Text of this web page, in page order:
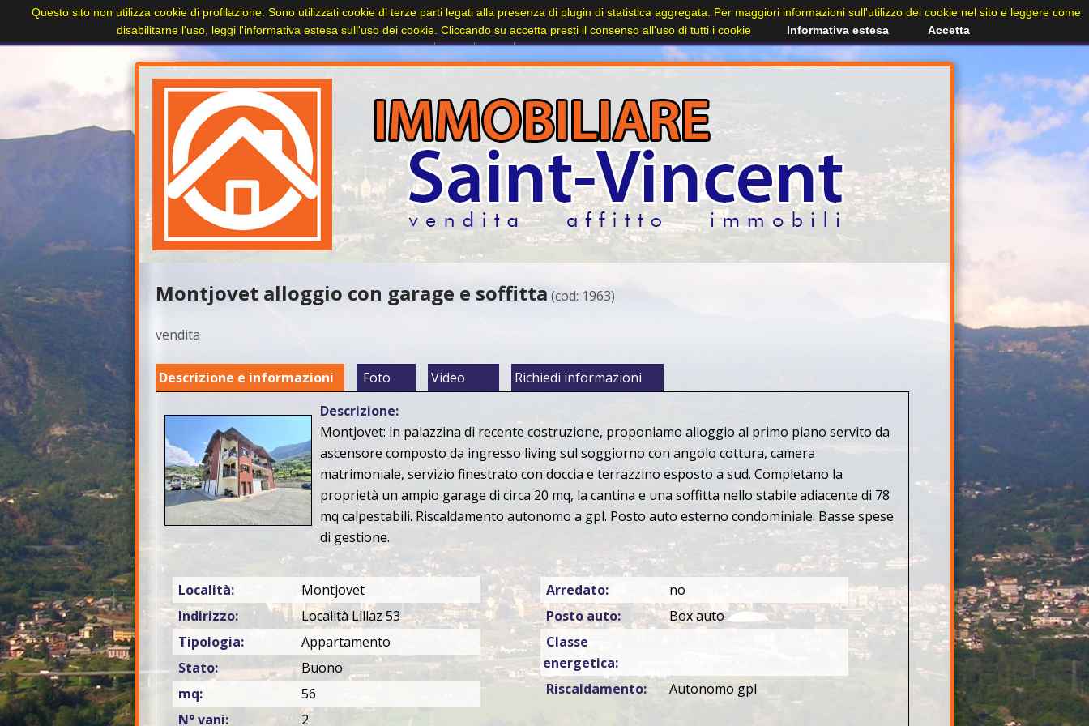
Home
+
Paesi Immobili Cerca immobile Contatti
Montjovet alloggio con garage e soffitta (cod: 1963)
vendita
Descrizione e informazioni Foto Video
Richiedi informazioni
Descrizione:
Montjovet: in palazzina di recente costruzione, proponiamo alloggio al primo piano servito da
ascensore composto da ingresso living sul soggiorno con angolo cottura, camera
matrimoniale, servizio finestrato con doccia e terrazzino esposto a sud. Completano la
proprietà un ampio garage di circa 20 mq, la cantina e una soffitta nello stabile adiacente di 78
mq calpestabili. Riscaldamento autonomo a gpl. Posto auto esterno condominiale. Basse spese
di gestione.
Località:
Montjovet
Indirizzo:
Località Lillaz 53
Tipologia:
Appartamento
Stato:
Buono
mq:
56
N° vani:
2
Arredato:
no
Posto auto:
Box auto
Classe
energetica:
Riscaldamento:
Autonomo gpl
Questo sito non utilizza cookie di profilazione. Sono utilizzati cookie di terze parti legati alla presenza di plugin di statistica aggregata. Per maggiori informazioni sull'utilizzo dei cookie nel sito e leggere come
disabilitarne l'uso, leggi l'informativa estesa sull'uso dei cookie. Cliccando su accetta presti il consenso all'uso di tutti i cookie
Informativa estesa Accetta